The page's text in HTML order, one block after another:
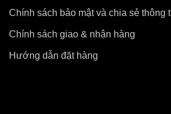
Chính sách bảo mật và chia sẻ thông
Chính sách giao & nhận hàng
Hướng dẫn đặt hàng